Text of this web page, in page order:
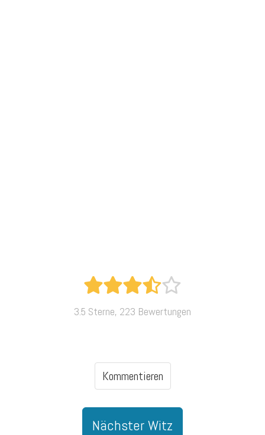
3.5 Sterne, 223 Bewertungen
Kommentieren
Nächster Witz